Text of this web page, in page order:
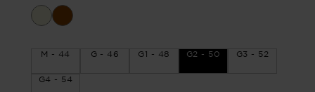
M - 44 G - 46 G1 - 48 G2 - 50 G3 - 52
G4 - 54